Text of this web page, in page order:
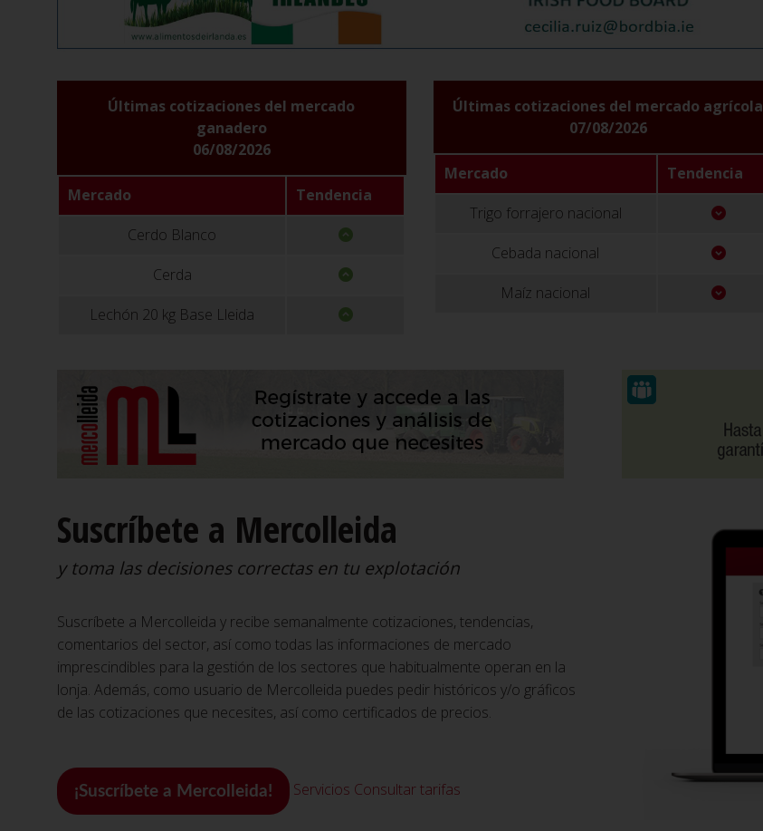
Últimas cotizaciones del mercado
ganadero
06/08/2026
Mercado
Tendencia
Cerdo Blanco
Cerda
Lechón 20 kg Base Lleida
Últimas cotizaciones del mercado agrícola
07/08/2026
Mercado
Tendencia
Trigo forrajero nacional
Cebada nacional
Maíz nacional
Suscríbete a Mercolleida
y toma las decisiones correctas en tu explotación
Suscríbete a Mercolleida y recibe semanalmente cotizaciones, tendencias,
comentarios del sector, así como todas las informaciones de mercado
imprescindibles para la gestión de los sectores que habitualmente operan en la
lonja. Además, como usuario de Mercolleida puedes pedir históricos y/o gráficos
de las cotizaciones que necesites, así como certificados de precios.
¡Suscríbete a Mercolleida! Servicios Consultar tarifas